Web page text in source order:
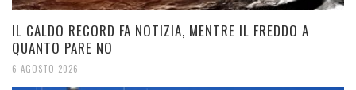
IL CALDO RECORD FA NOTIZIA, MENTRE IL FREDDO A
QUANTO PARE NO
6 AGOSTO 2026